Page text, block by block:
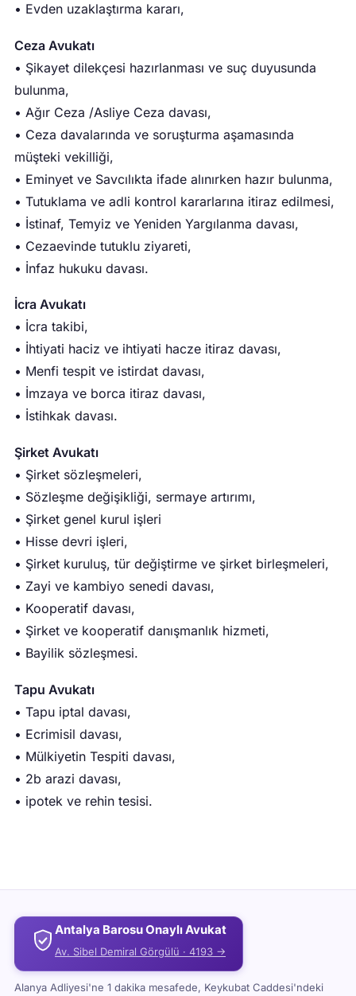
• Evden uzaklaştırma kararı,
Ceza Avukatı
• Şikayet dilekçesi hazırlanması ve suç duyusunda
bulunma,
• Ağır Ceza /Asliye Ceza davası,
• Ceza davalarında ve soruşturma aşamasında
müşteki vekilliği,
• Eminyet ve Savcılıkta ifade alınırken hazır bulunma,
• Tutuklama ve adli kontrol kararlarına itiraz edilmesi,
• İstinaf, Temyiz ve Yeniden Yargılanma davası,
• Cezaevinde tutuklu ziyareti,
• İnfaz hukuku davası.
İcra Avukatı
• İcra takibi,
• İhtiyati haciz ve ihtiyati hacze itiraz davası,
• Menfi tespit ve istirdat davası,
• İmzaya ve borca itiraz davası,
• İstihkak davası.
Şirket Avukatı
• Şirket sözleşmeleri,
• Sözleşme değişikliği, sermaye artırımı,
• Şirket genel kurul işleri
• Hisse devri işleri,
• Şirket kuruluş, tür değiştirme ve şirket birleşmeleri,
• Zayi ve kambiyo senedi davası,
• Kooperatif davası,
• Şirket ve kooperatif danışmanlık hizmeti,
• Bayilik sözleşmesi.
Tapu Avukatı
• Tapu iptal davası,
• Ecrimisil davası,
• Mülkiyetin Tespiti davası,
• 2b arazi davası,
• ipotek ve rehin tesisi.
Antalya Barosu Onaylı Avukat
Av. Sibel Demiral Görgülü · 4193 →
Alanya Adliyesi'ne 1 dakika mesafede, Keykubat Caddesi'ndeki